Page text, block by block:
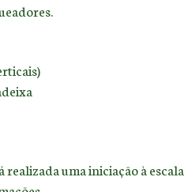
uma iniciação à